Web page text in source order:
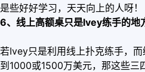
是些好好学习，天天向上的人呀！
6、线上高额桌只是lvey练手的地
若Ivey只是利用线上扑克练手，
到1000或1500万美元，那这些三